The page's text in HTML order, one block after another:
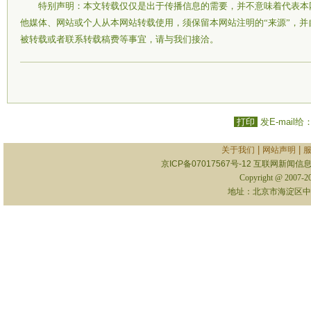
特别声明：本文转载仅仅是出于传播信息的需要，并不意味着代表
他媒体、网站或个人从本网站转载使用，须保留本网站注明的“来源”，
被转载或者联系转载稿费等事宜，请与我们接洽。
打印 发E-mail给
关于我们 网站声明
京ICP备07017567号-12 互联网新闻信
Copyright @ 2007-
地址：北京市海淀区